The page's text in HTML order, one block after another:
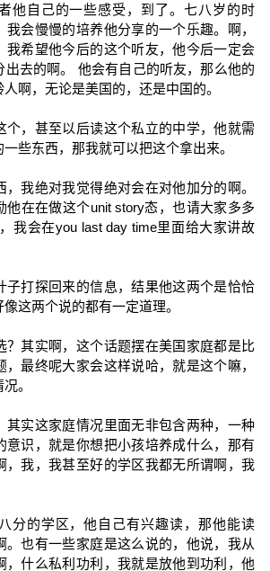
他自己的一些感受，到了。七八岁的时
会慢慢的培养他分享的一个乐趣。啊，
我希望他今后的这个听友，他今后一定会
出去的啊。 他会有自己的听友，那么他的
啊，无论是美国的，还是中国的。
个，甚至以后读这个私立的中学，他就需
些东西，那我就可以把这个拿出来。
我绝对我觉得绝对会在对他加分的啊。
他在在做这个unit story态，也请大家多多
我会在you last day time里面给大家讲故
子打探回来的信息，结果他这两个是恰恰
这两个说的都有一定道理。
？其实啊，这个话题摆在美国家庭都是比
最终呢大家会这样说哈，就是这个嘛，
。
其实这家庭情况里面无非包含两种，一种
意识，就是你想把小孩培养成什么，那有
，我，我甚至好的学区我都无所谓啊，我
分的学区，他自己有兴趣读，那他能读
。也有一些家庭是这么说的，他说，我从
，什么私利功利，我就是放他到功利，他